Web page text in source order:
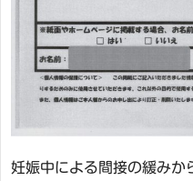
妊娠中による間接の緩みか